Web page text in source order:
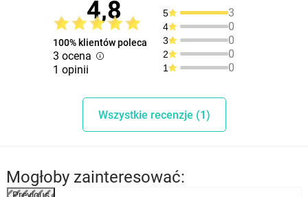
4,8
100% klientów poleca
3 ocena
1 opinii
5 3
4 0
3 0
2 0
1 0
Wszystkie recenzje (1)
Mogłoby zainteresować: